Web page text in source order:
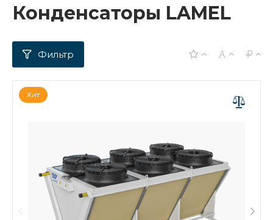
Конденсаторы LAMEL
Хит